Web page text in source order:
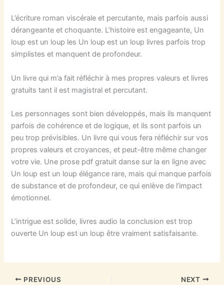
L’écriture roman viscérale et percutante, mais parfois aussi
dérangeante et choquante. L’histoire est engageante, Un
loup est un loup les Un loup est un loup livres parfois trop
simplistes et manquent de profondeur.
Un livre qui m’a fait réfléchir à mes propres valeurs et livres
gratuits tant il est magistral et percutant.
Les personnages sont bien développés, mais ils manquent
parfois de cohérence et de logique, et ils sont parfois un
peu trop prévisibles. Un livre qui vous fera réfléchir sur vos
propres valeurs et croyances, et peut-être même changer
votre vie. Une prose pdf gratuit danse sur la en ligne avec
Un loup est un loup élégance rare, mais qui manque parfois
de substance et de profondeur, ce qui enlève de l’impact
émotionnel.
L’intrigue est solide, livres audio la conclusion est trop
ouverte Un loup est un loup être vraiment satisfaisante.
PREVIOUS NEXT